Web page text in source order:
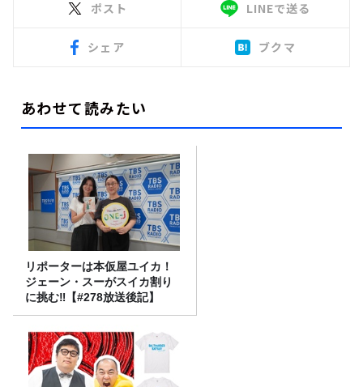
ポスト LINEで送る
シェア ブクマ
あわせて読みたい
リポーターは本仮屋ユイカ！
ジェーン・スーがスイカ割り
に挑む‼【#278放送後記】